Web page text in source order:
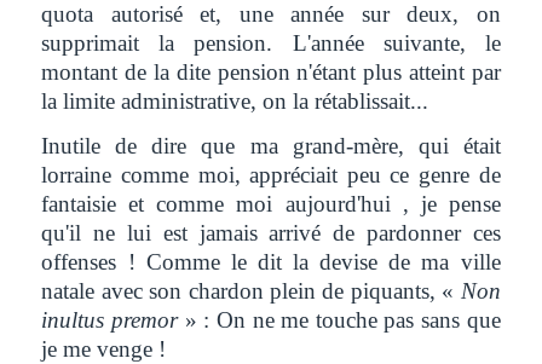
quota autorisé et, une année sur deux, on
supprimait la pension. L'année suivante, le
montant de la dite pension n'étant plus atteint par
la limite administrative, on la rétablissait...
Inutile de dire que ma grand-mère, qui était
lorraine comme moi, appréciait peu ce genre de
fantaisie et comme moi aujourd'hui , je pense
qu'il ne lui est jamais arrivé de pardonner ces
offenses ! Comme le dit la devise de ma ville
natale avec son chardon plein de piquants, « Non
inultus premor» : On ne me touche pas sans que
je me venge !